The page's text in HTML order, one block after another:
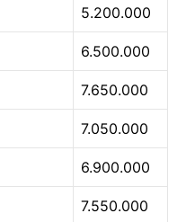
5.200.000
6.500.000
7.650.000
7.050.000
6.900.000
7.550.000